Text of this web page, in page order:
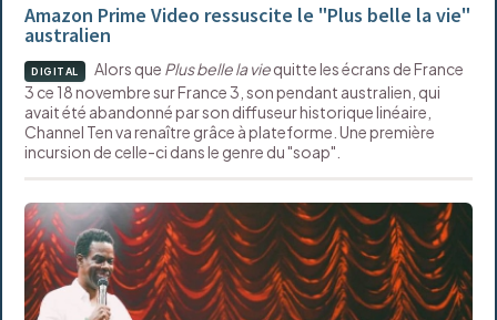
Amazon Prime Video ressuscite le "Plus belle la vie"
australien
DIGITAL Alors que Plus belle la viequitte les écrans de France
3 ce 18 novembre sur France 3, son pendant australien, qui
avait été abandonné par son diffuseur historique linéaire,
Channel Ten va renaître grâce à plateforme. Une première
incursion de celle-ci dans le genre du "soap".